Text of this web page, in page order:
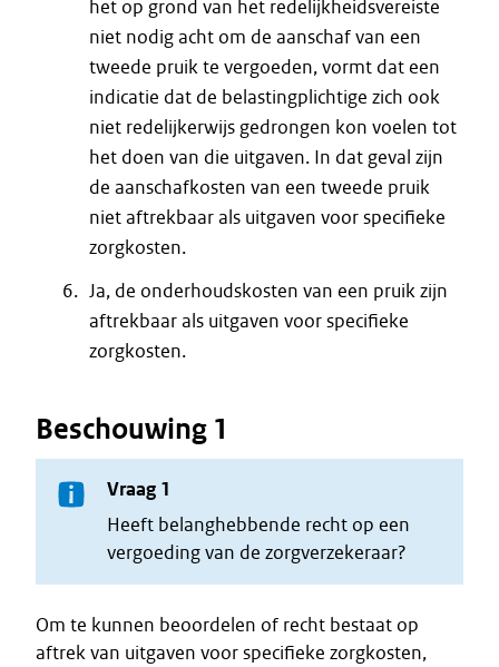
het op grond van het redelijkheidsvereiste
niet nodig acht om de aanschaf van een
tweede pruik te vergoeden, vormt dat een
indicatie dat de belastingplichtige zich ook
niet redelijkerwijs gedrongen kon voelen tot
het doen van die uitgaven. In dat geval zijn
de aanschafkosten van een tweede pruik
niet aftrekbaar als uitgaven voor specifieke
zorgkosten.
Ja, de onderhoudskosten van een pruik zijn
aftrekbaar als uitgaven voor specifieke
zorgkosten.
Beschouwing 1
Vraag 1
Heeft belanghebbende recht op een
vergoeding van de zorgverzekeraar?
Om te kunnen beoordelen of recht bestaat op
aftrek van uitgaven voor specifieke zorgkosten,